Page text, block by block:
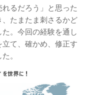
るだろう」と思った
たまたま刺さるかど
。今回の経験を通し
て、確かめ、修正す
。